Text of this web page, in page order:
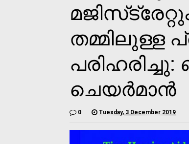
തമ്മിലുള്ള
ചെയര്‍മാന്‍
0 Tuesday, 3 December 2019